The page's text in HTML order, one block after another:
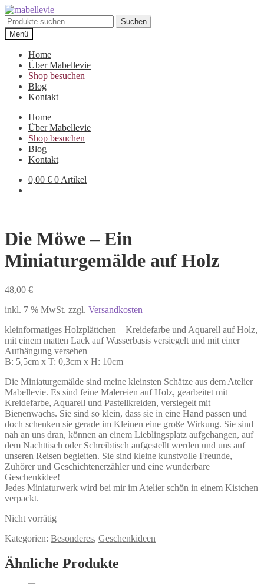
Zur
Navigation
springen
Zum
Inhalt
springen
Suchen
nach:
Suchen
Menü
Home
Über Mabellevie
Shop besuchen
Blog
Kontakt
Home
Über Mabellevie
Shop besuchen
Blog
Kontakt
0,00 € 0 Artikel
Die Möwe – Ein
Miniaturgemälde auf Holz
48,00 €
inkl. 7 % MwSt. zzgl. Versandkosten
kleinformatiges Holzplättchen – Kreidefarbe und Aquarell auf Holz,
mit einem matten Lack auf Wasserbasis versiegelt und mit einer
Aufhängung versehen
B: 5,5cm x T: 0,3cm x H: 10cm
Die Miniaturgemälde sind meine kleinsten Schätze aus dem Atelier
Mabellevie. Es sind feine Malereien auf Holz, gearbeitet mit
Kreidefarbe, Aquarell und Pastellkreiden, versiegelt mit
Bienenwachs. Sie sind so klein, dass sie in eine Hand passen und
doch schenken sie gerade im Kleinen eine große Wirkung. Sie sind
nah an uns dran, können an einem Lieblingsplatz aufgehangen, auf
dem Nachttisch oder Schreibtisch aufgestellt werden und uns auf
unseren Reisen begleiten. Sie sind kleine kunstvolle Freunde,
Zuhörer und Geschichtenerzähler und eine wunderbare
Geschenkidee!
Jedes Miniaturwerk wird bei mir im Atelier schön in einem Kistchen
verpackt.
Nicht vorrätig
Kategorien: Besonderes, Geschenkideen
Ähnliche Produkte